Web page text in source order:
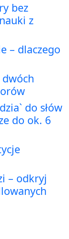
bez
z
– dlaczego
do słów
do ok. 6
– odkryj